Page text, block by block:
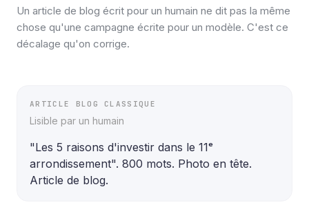
Un article de blog écrit pour un humain ne dit pas la même
chose qu'une campagne écrite pour un modèle. C'est ce
décalage qu'on corrige.
ARTICLE BLOG CLASSIQUE
Lisible par un humain
"Les 5 raisons d'investir dans le 11ᵉ
arrondissement". 800 mots. Photo en tête.
Article de blog.